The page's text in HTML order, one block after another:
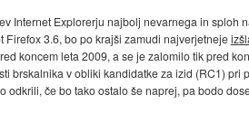
Internet Explorerju najbolj nevarnega in sploh
Firefox 3.6, bo po krajši zamudi najverjetneje
koncem leta 2009, a se je zalomilo tik pred
brskalnika v obliki kandidatke za izid (RC1) pri
odkrili, če bo tako ostalo še naprej, pa bodo